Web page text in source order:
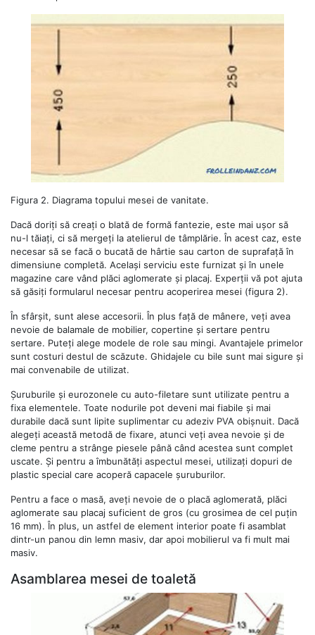
Figura 2. Diagrama topului mesei de vanitate.
Dacă doriți să creați o blată de formă fantezie, este mai ușor să
nu-l tăiați, ci să mergeți la atelierul de tâmplărie. În acest caz, este
necesar să se facă o bucată de hârtie sau carton de suprafață în
dimensiune completă. Același serviciu este furnizat și în unele
magazine care vând plăci aglomerate și placaj. Experții vă pot ajuta
să găsiți formularul necesar pentru acoperirea mesei (figura 2).
În sfârșit, sunt alese accesorii. În plus față de mânere, veți avea
nevoie de balamale de mobilier, copertine și sertare pentru
sertare. Puteți alege modele de role sau mingi. Avantajele primelor
sunt costuri destul de scăzute. Ghidajele cu bile sunt mai sigure și
mai convenabile de utilizat.
Șuruburile și eurozonele cu auto-filetare sunt utilizate pentru a
fixa elementele. Toate nodurile pot deveni mai fiabile și mai
durabile dacă sunt lipite suplimentar cu adeziv PVA obișnuit. Dacă
alegeți această metodă de fixare, atunci veți avea nevoie și de
cleme pentru a strânge piesele până când acestea sunt complet
uscate. Și pentru a îmbunătăți aspectul mesei, utilizați dopuri de
plastic special care acoperă capacele șuruburilor.
Pentru a face o masă, aveți nevoie de o placă aglomerată, plăci
aglomerate sau placaj suficient de gros (cu grosimea de cel puțin
16 mm). În plus, un astfel de element interior poate fi asamblat
dintr-un panou din lemn masiv, dar apoi mobilierul va fi mult mai
masiv.
Asamblarea mesei de toaletă